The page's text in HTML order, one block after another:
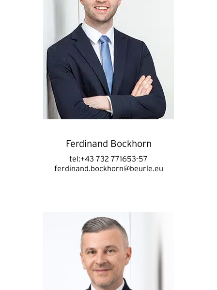
Ferdinand Bockhorn
tel:+43 732 771653-57
ferdinand.bockhorn@beurle.eu